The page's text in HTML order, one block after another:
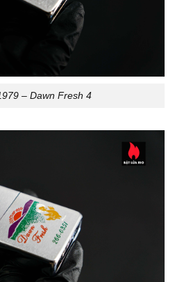
– Dawn Fresh 4